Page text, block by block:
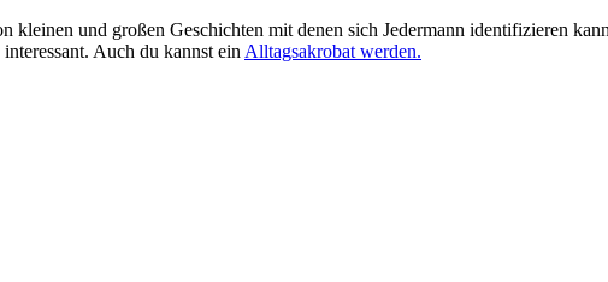
und großen Geschichten mit denen sich Jedermann identifizieren
Auch du kannst einAlltagsakrobat werden.